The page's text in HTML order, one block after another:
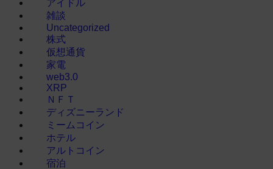
アイドル
雑談
Uncategorized
株式
仮想通貨
家電
web3.0
XRP
ＮＦＴ
ディズニーランド
ミームコイン
ホテル
アルトコイン
宿泊